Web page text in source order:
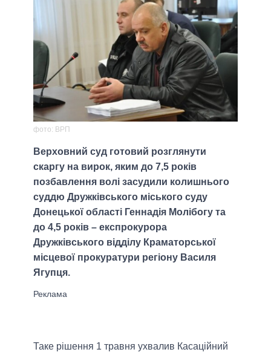
фото: ВРП
Верховний суд готовий розглянути
скаргу на вирок, яким до 7,5 років
позбавлення волі засудили колишнього
суддю Дружківського міського суду
Донецької області Геннадія Молібогу та
до 4,5 років – експрокурора
Дружківського відділу Краматорської
місцевої прокуратури регіону Василя
Ягупця.
Таке рішення 1 травня ухвалив Касаційний